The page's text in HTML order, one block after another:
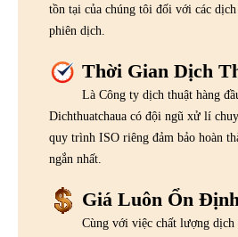
tồn tại của chúng tôi đối với các
phiên dịch.
Thời Gian Dịch
Là Công ty dịch thuật hàng
Dichthuatchaua có đội ngũ xử lí
quy trình ISO riêng đảm bảo hoàn
ngắn nhất.
Giá Luôn Ổn
Cùng với việc chất lượng